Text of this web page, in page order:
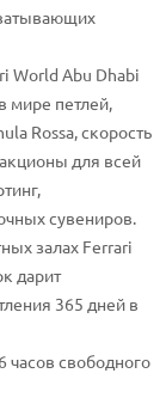
World Abu Dhabi
мире петлей,
Rossa, скорость
для всей
сувениров.
залах Ferrari
дарит
365 дней в
свободного